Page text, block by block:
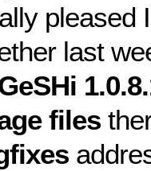
pleased
last
files